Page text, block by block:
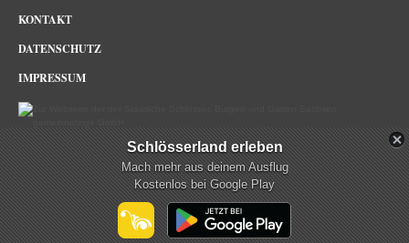
KONTAKT
DATENSCHUTZ
IMPRESSUM
Schlösserland Sachsen im Netz
Schlösserland erleben
Mach mehr aus deinem Ausflug
Kostenlos bei Google Play
mehr